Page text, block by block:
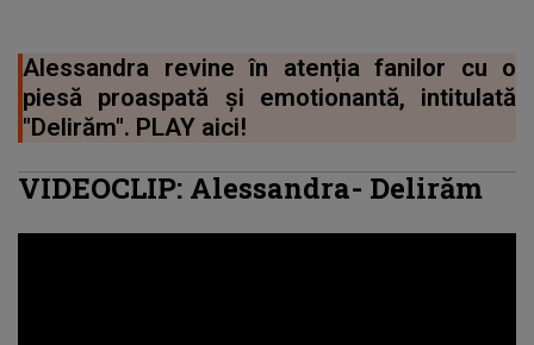
Alessandra revine în atenția fanilor cu o
piesă proaspată și emotionantă, intitulată
"Delirăm". PLAY aici!
VIDEOCLIP: Alessandra- Delirăm